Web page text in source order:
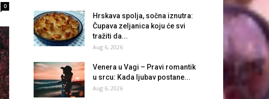
0
Hrskava spolja, sočna iznutra:
Čupava zeljanica koju će svi
tražiti da...
Aug 6, 2026
Venera u Vagi – Pravi romantik
u srcu: Kada ljubav postane...
Aug 6, 2026